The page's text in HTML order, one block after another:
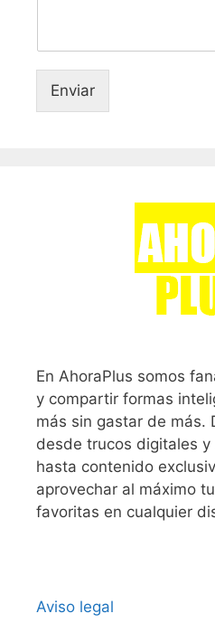
Enviar
En AhoraPlus somos
y compartir formas
más sin gastar de más.
desde trucos digitales y
hasta contenido
aprovechar al máximo
favoritas en cualquier
Aviso legal